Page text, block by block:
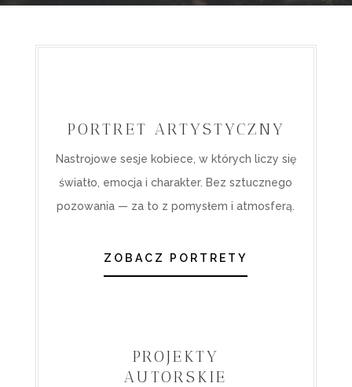
PORTRET ARTYSTYCZNY
Nastrojowe sesje kobiece, w których liczy się
światło, emocja i charakter. Bez sztucznego
pozowania — za to z pomysłem i atmosferą.
ZOBACZ PORTRETY
PROJEKTY
AUTORSKIE